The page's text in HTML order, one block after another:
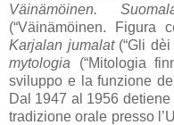
Väinämöinen.
(“Väinämöinen. Figura
Karjalan jumalat(“Gli dèi
mytologia (“Mitologia
sviluppo e la funzione
Dal 1947 al 1956
tradizione orale presso